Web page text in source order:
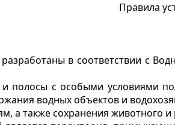
Правила
в соответствии с
полосы с особыми условиями
водных объектов и
а также сохранения животного